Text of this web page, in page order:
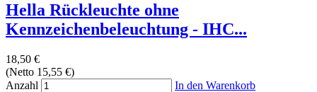
Hella Rückleuchte ohne
Kennzeichenbeleuchtung - IHC...
18,50 €
(Netto 15,55 €)
Anzahl
In den Warenkorb